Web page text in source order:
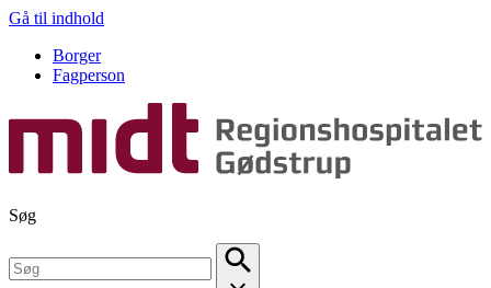
Gå til indhold
Borger
Fagperson
Søg